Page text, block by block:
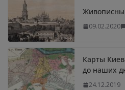
09.02.2020
Карты
до наших
24.12.2019